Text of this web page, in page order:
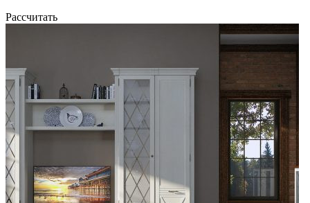
Рассчитать